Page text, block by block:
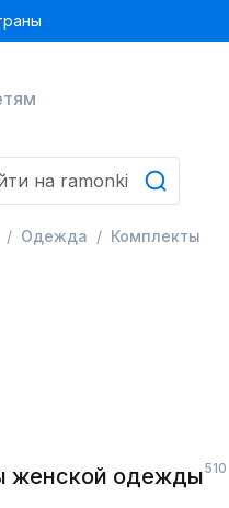
Одежда Комплекты
женской одежды510